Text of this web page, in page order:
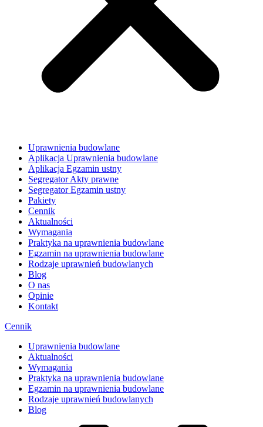
Uprawnienia budowlane
Aplikacja Uprawnienia budowlane
Aplikacja Egzamin ustny
Segregator Akty prawne
Segregator Egzamin ustny
Pakiety
Cennik
Aktualności
Wymagania
Praktyka na uprawnienia budowlane
Egzamin na uprawnienia budowlane
Rodzaje uprawnień budowlanych
Blog
O nas
Opinie
Kontakt
Cennik
Uprawnienia budowlane
Aktualności
Wymagania
Praktyka na uprawnienia budowlane
Egzamin na uprawnienia budowlane
Rodzaje uprawnień budowlanych
Blog